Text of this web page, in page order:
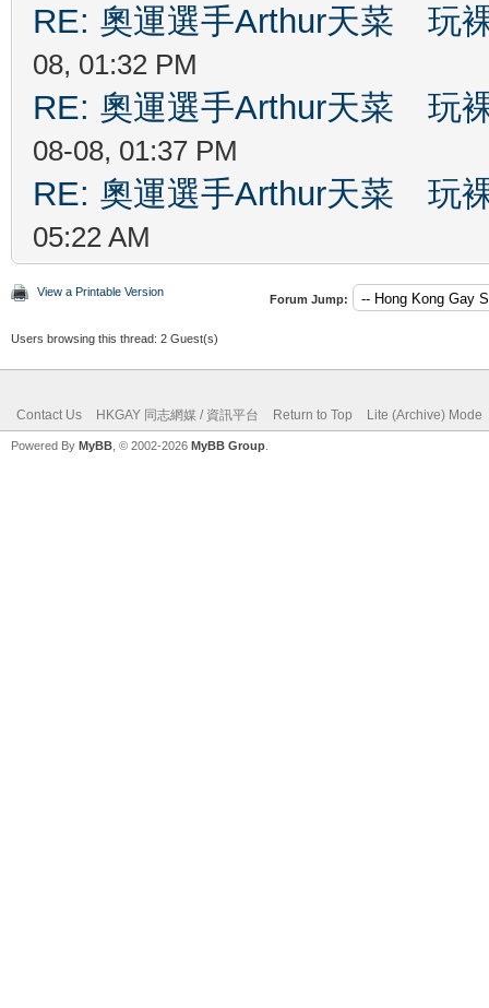
RE: 奧運選手Arthur天菜 玩
08, 01:32 PM
RE: 奧運選手Arthur天菜 玩
08-08, 01:37 PM
RE: 奧運選手Arthur天菜 玩
05:22 AM
View a Printable Version
Forum Jump:
Users browsing this thread: 2 Guest(s)
Contact Us HKGAY 同志網媒 / 資訊平台 Return to Top Lite (Archive) Mode
Powered By MyBB , © 2002-2026 MyBB Group